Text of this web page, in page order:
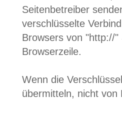
Seitenbetreiber
verschlüsselte
Browsers von "http://
Browserzeile.
Wenn die
übermitteln, nicht von